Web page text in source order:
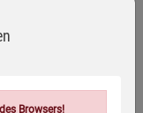
Browsers!